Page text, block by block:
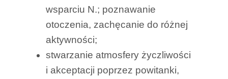
wsparciu N.; poznawanie
otoczenia, zachęcanie do różnej
aktywności;
stwarzanie atmosfery życzliwości
i akceptacji poprzez powitanki,